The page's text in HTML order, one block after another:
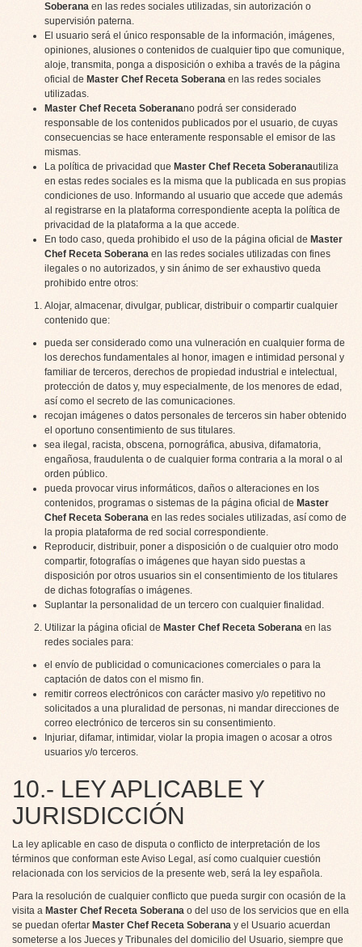
Soberana en las redes sociales utilizadas, sin autorización o
supervisión paterna.
El usuario será el único responsable de la información, imágenes,
opiniones, alusiones o contenidos de cualquier tipo que comunique,
aloje, transmita, ponga a disposición o exhiba a través de la página
oficial de Master Chef Receta Soberana en las redes sociales
utilizadas.
Master Chef Receta Soberanano podrá ser considerado
responsable de los contenidos publicados por el usuario, de cuyas
consecuencias se hace enteramente responsable el emisor de las
mismas.
La política de privacidad que Master Chef Receta Soberanautiliza
en estas redes sociales es la misma que la publicada en sus propias
condiciones de uso. Informando al usuario que accede que además
al registrarse en la plataforma correspondiente acepta la política de
privacidad de la plataforma a la que accede.
En todo caso, queda prohibido el uso de la página oficial de Master
Chef Receta Soberana en las redes sociales utilizadas con fines
ilegales o no autorizados, y sin ánimo de ser exhaustivo queda
prohibido entre otros:
Alojar, almacenar, divulgar, publicar, distribuir o compartir cualquier
contenido que:
pueda ser considerado como una vulneración en cualquier forma de
los derechos fundamentales al honor, imagen e intimidad personal y
familiar de terceros, derechos de propiedad industrial e intelectual,
protección de datos y, muy especialmente, de los menores de edad,
así como el secreto de las comunicaciones.
recojan imágenes o datos personales de terceros sin haber obtenido
el oportuno consentimiento de sus titulares.
sea ilegal, racista, obscena, pornográfica, abusiva, difamatoria,
engañosa, fraudulenta o de cualquier forma contraria a la moral o al
orden público.
pueda provocar virus informáticos, daños o alteraciones en los
contenidos, programas o sistemas de la página oficial de Master
Chef Receta Soberana en las redes sociales utilizadas, así como de
la propia plataforma de red social correspondiente.
Reproducir, distribuir, poner a disposición o de cualquier otro modo
compartir, fotografías o imágenes que hayan sido puestas a
disposición por otros usuarios sin el consentimiento de los titulares
de dichas fotografías o imágenes.
Suplantar la personalidad de un tercero con cualquier finalidad.
Utilizar la página oficial de Master Chef Receta Soberana en las
redes sociales para:
el envío de publicidad o comunicaciones comerciales o para la
captación de datos con el mismo fin.
remitir correos electrónicos con carácter masivo y/o repetitivo no
solicitados a una pluralidad de personas, ni mandar direcciones de
correo electrónico de terceros sin su consentimiento.
Injuriar, difamar, intimidar, violar la propia imagen o acosar a otros
usuarios y/o terceros.
10.- LEY APLICABLE Y
JURISDICCIÓN
La ley aplicable en caso de disputa o conflicto de interpretación de los
términos que conforman este Aviso Legal, así como cualquier cuestión
relacionada con los servicios de la presente web, será la ley española.
Para la resolución de cualquier conflicto que pueda surgir con ocasión de la
visita a Master Chef Receta Soberana o del uso de los servicios que en ella
se puedan ofertar Master Chef Receta Soberana y el Usuario acuerdan
someterse a los Jueces y Tribunales del domicilio del Usuario, siempre que